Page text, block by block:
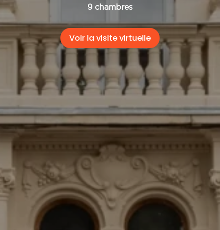
9 chambres
Voir la visite virtuelle